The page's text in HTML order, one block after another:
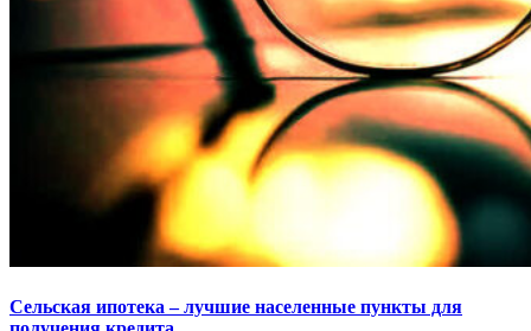
Сельская ипотека – лучшие населенные пункты для